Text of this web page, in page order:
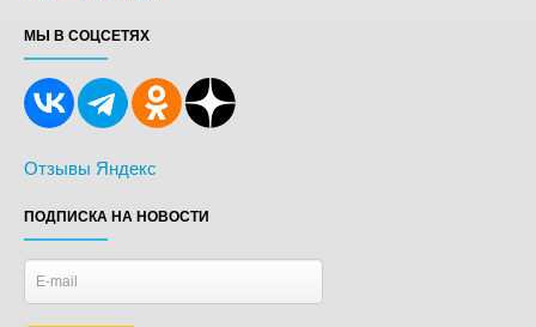
МЫ В СОЦСЕТЯХ
Отзывы Яндекс
ПОДПИСКА НА НОВОСТИ